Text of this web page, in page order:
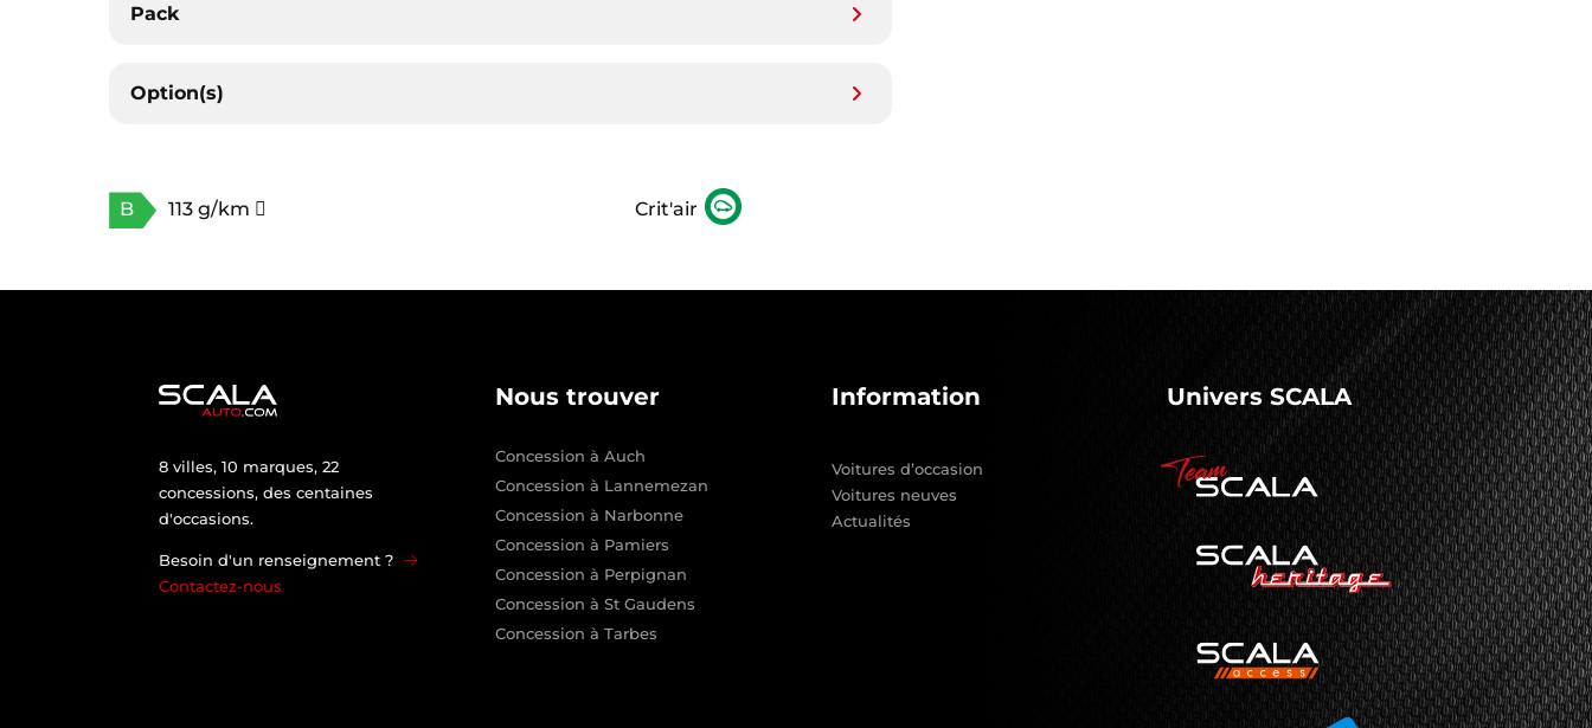
Pack
Option(s)
B 113 g/km Crit'air
8 villes, 10 marques, 22
concessions, des centaines
d'occasions.
Besoin d'un renseignement ?
Contactez-nous
Nous trouver
Concession à Auch
Concession à Lannemezan
Concession à Narbonne
Concession à Pamiers
Concession à Perpignan
Concession à St Gaudens
Concession à Tarbes
Information
Voitures d’occasion
Voitures neuves
Actualités
Univers SCALA